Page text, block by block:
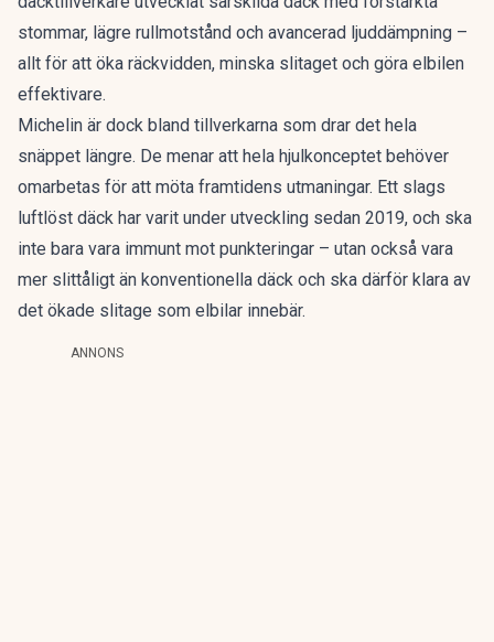
stommar, lägre rullmotstånd och avancerad ljuddämpning –
allt för att öka räckvidden, minska slitaget och göra elbilen
effektivare.
Michelin är dock bland tillverkarna som drar det hela
snäppet längre. De menar att hela hjulkonceptet behöver
omarbetas för att möta framtidens utmaningar. Ett slags
luftlöst däck har varit under utveckling sedan 2019, och ska
inte bara vara immunt mot punkteringar – utan också vara
mer slittåligt än konventionella däck och ska därför klara av
det ökade slitage som elbilar innebär.
ANNONS